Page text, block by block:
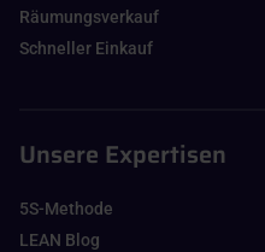
Räumungsverkauf
Schneller Einkauf
Unsere Expertisen
5S-Methode
LEAN Blog